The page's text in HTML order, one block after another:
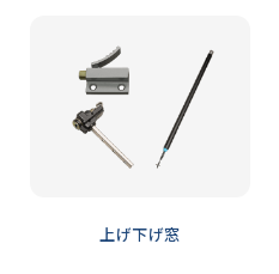
上げ下げ窓